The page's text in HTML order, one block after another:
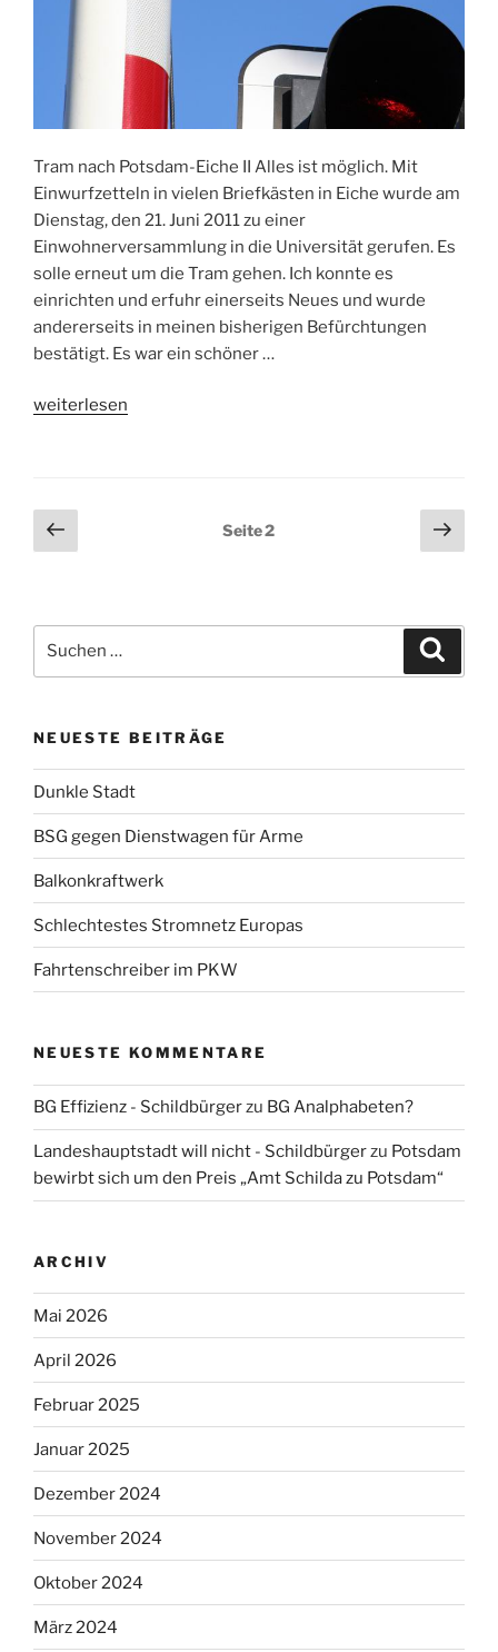
Tram nach Potsdam-Eiche II Alles ist möglich. Mit
Einwurfzetteln in vielen Briefkästen in Eiche wurde am
Dienstag, den 21. Juni 2011 zu einer
Einwohnerversammlung in die Universität gerufen. Es
solle erneut um die Tram gehen. Ich konnte es
einrichten und erfuhr einerseits Neues und wurde
andererseits in meinen bisherigen Befürchtungen
bestätigt. Es war ein schöner …
„Tram
weiterlesen
Seitennummerierung
der
Vorherige
Seite
Seite2
nach:
NEUESTE BEITRÄGE
Dunkle Stadt
BSG gegen Dienstwagen für Arme
Balkonkraftwerk
Schlechtestes Stromnetz Europas
Fahrtenschreiber im PKW
NEUESTE KOMMENTARE
BG Effizienz - Schildbürgerzu BG Analphabeten?
Landeshauptstadt will nicht - Schildbürgerzu Potsdam
bewirbt sich um den Preis „Amt Schilda zu Potsdam“
ARCHIV
Mai 2026
April 2026
Februar 2025
Januar 2025
Dezember 2024
November 2024
Oktober 2024
März 2024